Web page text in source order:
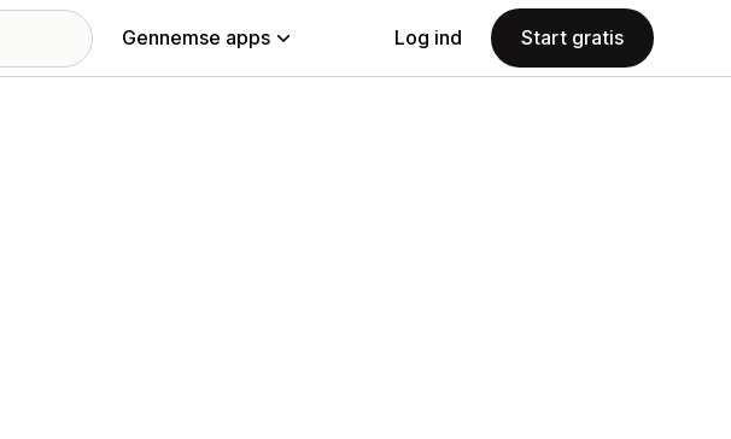
Gennemse apps Log ind Start gratis